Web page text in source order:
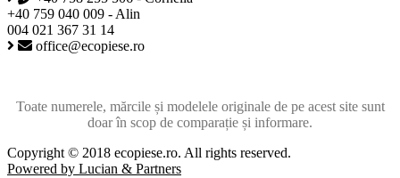
+40 759 040 009 - Alin
004 021 367 31 14
office@ecopiese.ro
Toate numerele, mărcile și modelele originale de pe acest site sunt
doar în scop de comparație și informare.
Copyright © 2018 ecopiese.ro. All rights reserved.
Powered by Lucian & Partners